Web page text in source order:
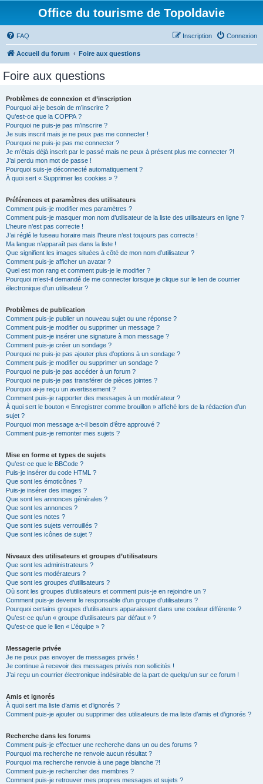
Office du tourisme de Topoldavie
FAQ Connexion
Inscription
Accueil du forum Foire aux questions
Foire aux questions
Problèmes de connexion et d’inscription
Pourquoi ai-je besoin de m’inscrire ?
Qu’est-ce que la COPPA ?
Pourquoi ne puis-je pas m’inscrire ?
Je suis inscrit mais je ne peux pas me connecter !
Pourquoi ne puis-je pas me connecter ?
Je m’étais déjà inscrit par le passé mais ne peux à présent plus me connecter ?!
J’ai perdu mon mot de passe !
Pourquoi suis-je déconnecté automatiquement ?
À quoi sert « Supprimer les cookies » ?
Préférences et paramètres des utilisateurs
Comment puis-je modifier mes paramètres ?
Comment puis-je masquer mon nom d’utilisateur de la liste des utilisateurs en ligne ?
L’heure n’est pas correcte !
J’ai réglé le fuseau horaire mais l’heure n’est toujours pas correcte !
Ma langue n’apparaît pas dans la liste !
Que signifient les images situées à côté de mon nom d’utilisateur ?
Comment puis-je afficher un avatar ?
Quel est mon rang et comment puis-je le modifier ?
Pourquoi m’est-il demandé de me connecter lorsque je clique sur le lien de courrier
électronique d’un utilisateur ?
Problèmes de publication
Comment puis-je publier un nouveau sujet ou une réponse ?
Comment puis-je modifier ou supprimer un message ?
Comment puis-je insérer une signature à mon message ?
Comment puis-je créer un sondage ?
Pourquoi ne puis-je pas ajouter plus d’options à un sondage ?
Comment puis-je modifier ou supprimer un sondage ?
Pourquoi ne puis-je pas accéder à un forum ?
Pourquoi ne puis-je pas transférer de pièces jointes ?
Pourquoi ai-je reçu un avertissement ?
Comment puis-je rapporter des messages à un modérateur ?
À quoi sert le bouton « Enregistrer comme brouillon » affiché lors de la rédaction d’un
sujet ?
Pourquoi mon message a-t-il besoin d’être approuvé ?
Comment puis-je remonter mes sujets ?
Mise en forme et types de sujets
Qu’est-ce que le BBCode ?
Puis-je insérer du code HTML ?
Que sont les émoticônes ?
Puis-je insérer des images ?
Que sont les annonces générales ?
Que sont les annonces ?
Que sont les notes ?
Que sont les sujets verrouillés ?
Que sont les icônes de sujet ?
Niveaux des utilisateurs et groupes d’utilisateurs
Que sont les administrateurs ?
Que sont les modérateurs ?
Que sont les groupes d’utilisateurs ?
Où sont les groupes d’utilisateurs et comment puis-je en rejoindre un ?
Comment puis-je devenir le responsable d’un groupe d’utilisateurs ?
Pourquoi certains groupes d’utilisateurs apparaissent dans une couleur différente ?
Qu’est-ce qu’un « groupe d’utilisateurs par défaut » ?
Qu’est-ce que le lien « L’équipe » ?
Messagerie privée
Je ne peux pas envoyer de messages privés !
Je continue à recevoir des messages privés non sollicités !
J’ai reçu un courrier électronique indésirable de la part de quelqu’un sur ce forum !
Amis et ignorés
À quoi sert ma liste d’amis et d’ignorés ?
Comment puis-je ajouter ou supprimer des utilisateurs de ma liste d’amis et d’ignorés ?
Recherche dans les forums
Comment puis-je effectuer une recherche dans un ou des forums ?
Pourquoi ma recherche ne renvoie aucun résultat ?
Pourquoi ma recherche renvoie à une page blanche ?!
Comment puis-je rechercher des membres ?
Comment puis-je retrouver mes propres messages et sujets ?